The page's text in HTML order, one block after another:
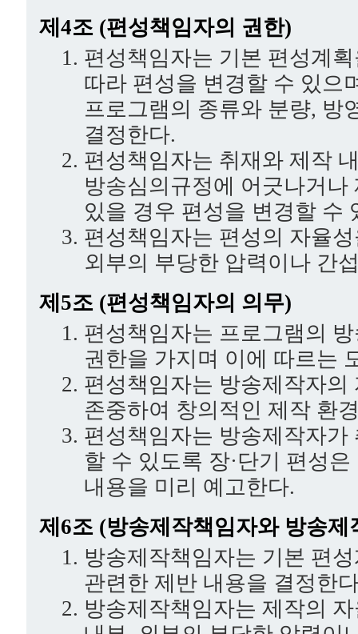
제4조 (편성책임자의 권한)
편성책임자는 기본 편성계
따라 편성을 변경할 수 있으
프로그램의 종류와 분량, 방
결정한다.
편성책임자는 취재와 제작
방송심의규정에 어긋나거
있을 경우 편성을 변경할 수
편성책임자는 편성의 자율
외부의 부당한 압력이나 간
제5조 (편성책임자의 의무)
편성책임자는 프로그램의
권한을 가지며 이에 따르는
편성책임자는 방송제작자의
존중하여 창의적인 제작 환
편성책임자는 방송제작자가
할 수 있도록 장·단기 편성
내용을 미리 예고한다.
제6조 (방송제작책임자와 방송제
방송제작책임자는 기본 편
관련한 제반 내용을 결정한
방송제작책임자는 제작의